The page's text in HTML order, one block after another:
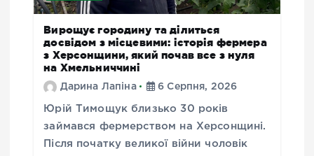
Вирощує городину та ділиться
досвідом з місцевими: історія фермера
з Херсонщини, який почав все з нуля
на Хмельниччині
Дарина Лапіна 6 Серпня, 2026
Юрій Тимощук близько 30 років
займався фермерством на Херсонщині.
Після початку великої війни чоловік